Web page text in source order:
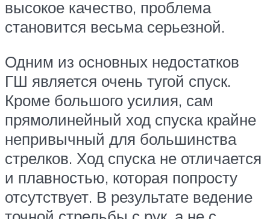
высокое качество, проблема
становится весьма серьезной.
Одним из основных недостатков
ГШ является очень тугой спуск.
Кроме большого усилия, сам
прямолинейный ход спуска крайне
непривычный для большинства
стрелков. Ход спуска не отличается
и плавностью, которая попросту
отсутствует. В результате ведение